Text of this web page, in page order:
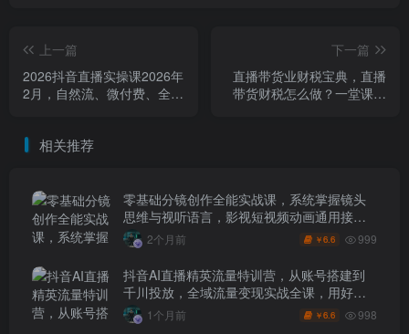
上一篇
2026抖音直播实操课2026年
2月，自然流、微付费、全域
下一篇
直播带货业财税宝典，直播
带货财税怎么做？一堂课帮
相关推荐
零基础分镜创作全能实战课，系统掌握镜头
思维与视听语言，影视短视频动画通用接单
技能2个月前 ￥6.6 999
抖音AI直播精英流量特训营，从账号搭建到
千川投放，全域流量变现实战全课，用好工
具让賺钱更简单
1个月前 ￥6.6 998